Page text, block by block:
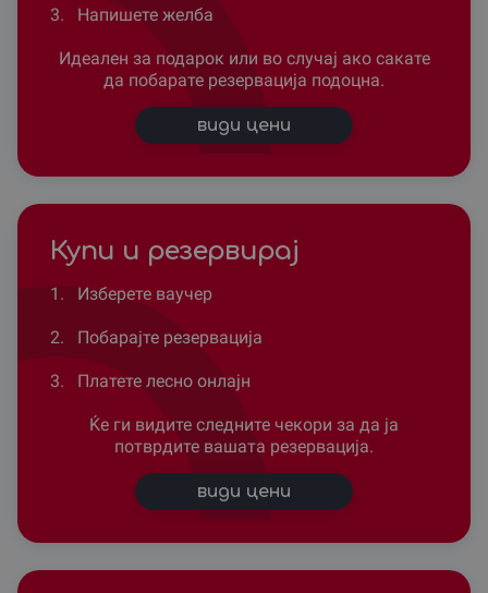
3. Напишете желба
Идеален за подарок или во случај ако сакате
да побарате резервација подоцна.
види цени
Купи и резервирај
1. Изберете ваучер
2. Побарајте резервација
3. Платете лесно онлајн
Ќе ги видите следните чекори за да ја
потврдите вашата резервација.
види цени